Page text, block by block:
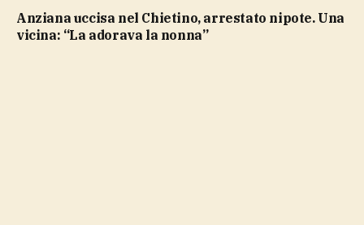
Anziana uccisa nel Chietino, arrestato nipote. Una
vicina: “La adorava la nonna”